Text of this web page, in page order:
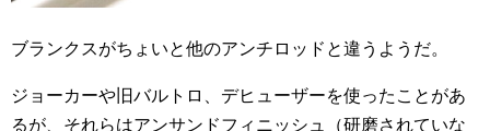
ブランクスがちょいと他のアンチロッドと違うようだ。
ジョーカーや旧バルトロ、デヒューザーを使ったことがあ
るが、それらはアンサンドフィニッシュ（研磨されていな